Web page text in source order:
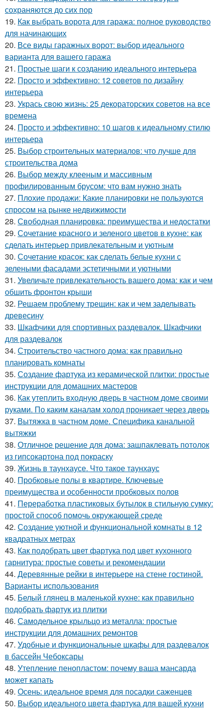
сохраняются до сих пор
19. Как выбрать ворота для гаража: полное руководство
для начинающих
20. Все виды гаражных ворот: выбор идеального
варианта для вашего гаража
21. Простые шаги к созданию идеального интерьера
22. Просто и эффективно: 12 советов по дизайну
интерьера
23. Укрась свою жизнь: 25 декораторских советов на все
времена
24. Просто и эффективно: 10 шагов к идеальному стилю
интерьера
25. Выбор строительных материалов: что лучше для
строительства дома
26. Выбор между клееным и массивным
профилированным брусом: что вам нужно знать
27. Плохие продажи: Какие планировки не пользуются
спросом на рынке недвижимости
28. Свободная планировка: преимущества и недостатки
29. Сочетание красного и зеленого цветов в кухне: как
сделать интерьер привлекательным и уютным
30. Сочетание красок: как сделать белые кухни с
зелеными фасадами эстетичными и уютными
31. Увеличьте привлекательность вашего дома: как и чем
обшить фронтон крыши
32. Решаем проблему трещин: как и чем заделывать
древесину
33. Шкафчики для спортивных раздевалок. Шкафчики
для раздевалок
34. Строительство частного дома: как правильно
планировать комнаты
35. Создание фартука из керамической плитки: простые
инструкции для домашних мастеров
36. Как утеплить входную дверь в частном доме своими
руками. По каким каналам холод проникает через дверь
37. Вытяжка в частном доме. Специфика канальной
вытяжки
38. Отличное решение для дома: зашпаклевать потолок
из гипсокартона под покраску
39. Жизнь в таунхаусе. Что такое таунхаус
40. Пробковые полы в квартире. Ключевые
преимущества и особенности пробковых полов
41. Переработка пластиковых бутылок в стильную сумку:
простой способ помочь окружающей среде
42. Создание уютной и функциональной комнаты в 12
квадратных метрах
43. Как подобрать цвет фартука под цвет кухонного
гарнитура: простые советы и рекомендации
44. Деревянные рейки в интерьере на стене гостиной.
Варианты использования
45. Белый глянец в маленькой кухне: как правильно
подобрать фартук из плитки
46. Самодельное крыльцо из металла: простые
инструкции для домашних ремонтов
47. Удобные и функциональные шкафы для раздевалок
в бассейн Чебоксары
48. Утепление пенопластом: почему ваша мансарда
может капать
49. Осень: идеальное время для посадки саженцев
50. Выбор идеального цвета фартука для вашей кухни